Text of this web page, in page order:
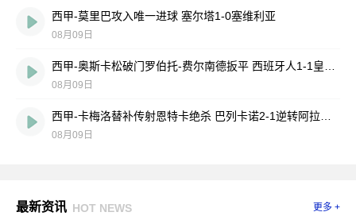
西甲-莫里巴攻入唯一进球 塞尔塔1-0塞维利亚
08月09日
08月09日
08月09日
最新资讯 HOT NEWS 更多 +